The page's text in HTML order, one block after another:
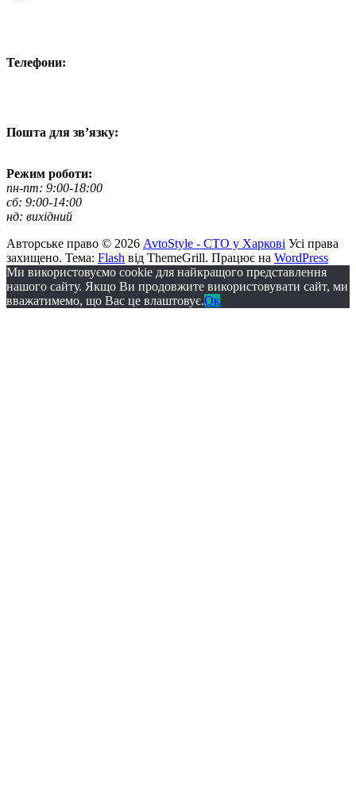
Телефони:
Пошта для зв’язку:
Режим роботи:
пн-пт: 9:00-18:00
сб: 9:00-14:00
нд: вихідний
Авторське право © 2026 AvtoStyle - СТО у Харкові Усі права
захищено. Тема: Flash від ThemeGrill. Працює на WordPress
Ми використовуємо cookie для найкращого представлення
нашого сайту. Якщо Ви продовжите використовувати сайт, ми
вважатимемо, що Вас це влаштовує.Ок